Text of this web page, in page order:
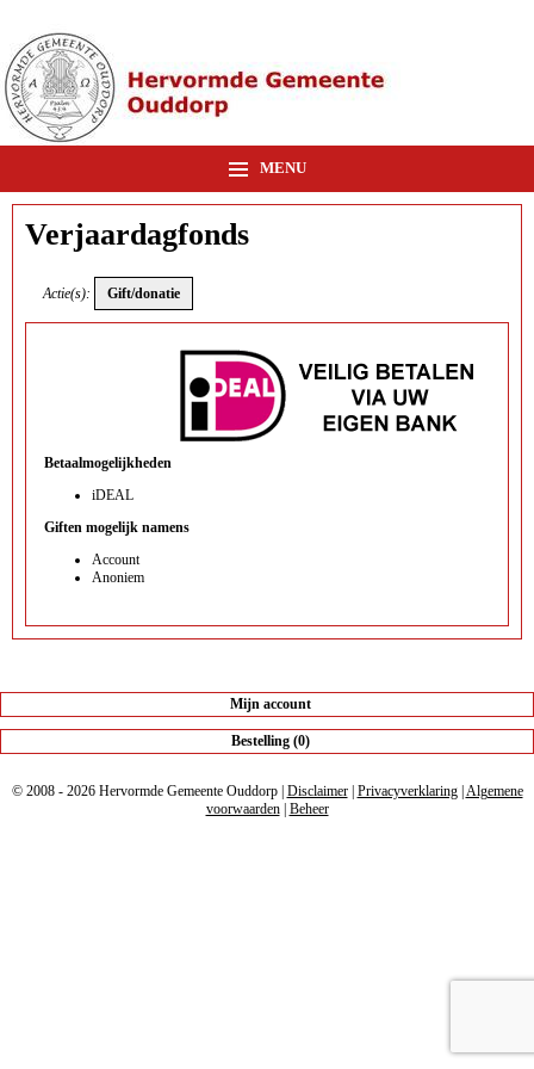
MENU
Verjaardagfonds
Actie(s):
Betaalmogelijkheden
iDEAL
Giften mogelijk namens
Account
Anoniem
Mijn account
Bestelling (0)
© 2008 - 2026 Hervormde Gemeente Ouddorp | Disclaimer| Privacyverklaring| Algemene
voorwaarden| Beheer